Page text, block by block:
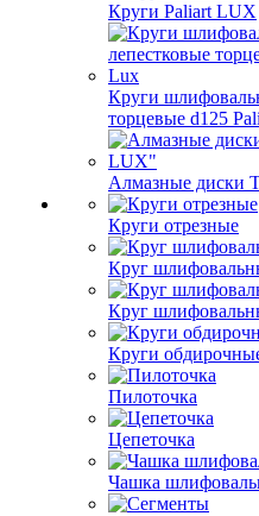
Круги Paliart LUX
Круги
торцевые d125
Алмазные диски
Круги отрезные
Круг
Круг
Круги
Пилоточка
Цепеточка
Чашка